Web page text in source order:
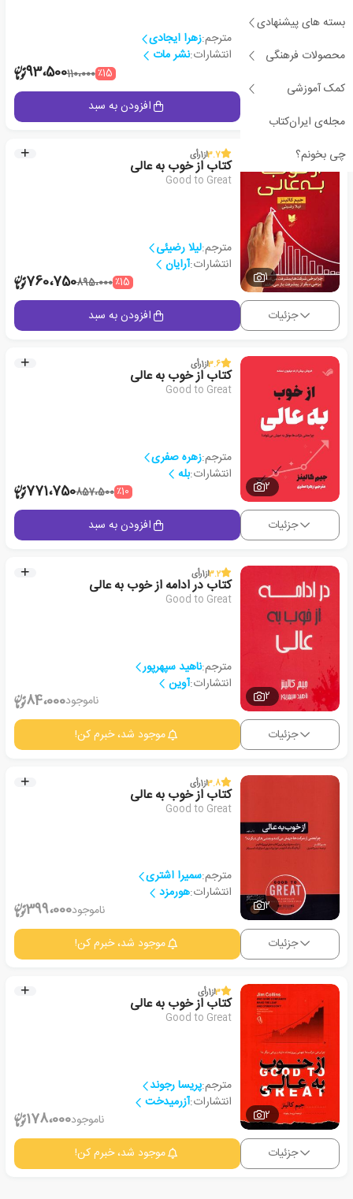
بسته های پیشنهادی
محصولات فرهنگی
کمک آموزشی
مجله‌ی ایران‌کتاب
چی بخونم؟
2
مترجم:زهرا ایجادی
انتشارات:نشر مات
٪15110،00093،500
افزودن به سبد
1
3.7از1رأی
کتاب از خوب به عالی
Good to Great
مترجم:لیلا رضیئی
انتشارات:آرایان
٪15895،000760،750
جزئیات افزودن به سبد
2
3.6از1رأی
کتاب از خوب به عالی
Good to Great
مترجم:زهره صفری
انتشارات:بله
٪10857،500771،750
جزئیات افزودن به سبد
2
3.2از1رأی
کتاب در ادامه از خوب به عالی
Good to Great
مترجم:ناهید سپهرپور
انتشارات:آوین
ناموجود84،000
جزئیات موجود شد، خبرم کن!
2
3.8از1رأی
کتاب از خوب به عالی
Good to Great
مترجم:سمیرا اشتری
انتشارات:هورمزد
ناموجود399،000
جزئیات موجود شد، خبرم کن!
2
3از1رأی
کتاب از خوب به عالی
Good to Great
مترجم:پریسا رجوند
انتشارات:آزرمیدخت
ناموجود178،000
جزئیات موجود شد، خبرم کن!